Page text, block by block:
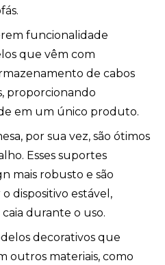
funcionalidade
que vêm com
de cabos
proporcionando
em um único produto.
por sua vez, são ótimos
Esses suportes
mais robusto e são
dispositivo estável,
durante o uso.
decorativos que
outros materiais, como